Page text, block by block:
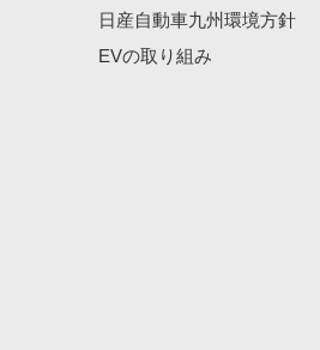
日産自動車九州環境方針
EVの取り組み